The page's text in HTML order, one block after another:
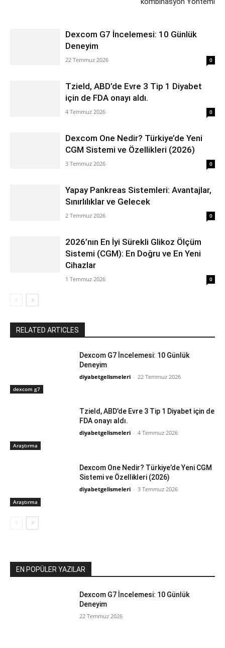
Dexcom G7 İncelemesi: 10 Günlük
Deneyim
22 Temmuz 2026 0
Tzield, ABD’de Evre 3 Tip 1 Diyabet
için de FDA onayı aldı.
4 Temmuz 2026 0
Dexcom One Nedir? Türkiye’de Yeni
CGM Sistemi ve Özellikleri (2026)
3 Temmuz 2026 0
Yapay Pankreas Sistemleri: Avantajlar,
Sınırlılıklar ve Gelecek
2 Temmuz 2026 0
2026’nın En İyi Sürekli Glikoz Ölçüm
Sistemi (CGM): En Doğru ve En Yeni
Cihazlar
1 Temmuz 2026 0
RELATED ARTICLES
dexcom g7
Dexcom G7 İncelemesi: 10 Günlük
Deneyim
diyabetgelismeleri - 22 Temmuz 2026
Araştırma
Tzield, ABD’de Evre 3 Tip 1 Diyabet için de
FDA onayı aldı.
diyabetgelismeleri - 4 Temmuz 2026
Araştırma
Dexcom One Nedir? Türkiye’de Yeni CGM
Sistemi ve Özellikleri (2026)
diyabetgelismeleri - 3 Temmuz 2026
EN POPÜLER YAZILAR
Dexcom G7 İncelemesi: 10 Günlük
Deneyim
22 Temmuz 2026